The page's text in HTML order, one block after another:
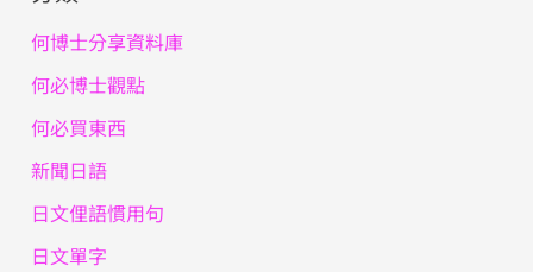
何博士分享資料庫
何必博士觀點
何必買東西
新聞日語
日文俚語慣用句
日文單字